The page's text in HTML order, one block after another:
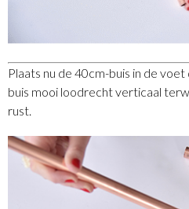
Plaats nu de 40cm-buis in de
buis mooi loodrecht verticaal
rust.